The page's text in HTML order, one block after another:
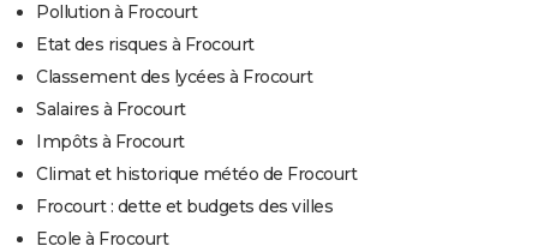
Pollution à Frocourt
Etat des risques à Frocourt
Classement des lycées à Frocourt
Salaires à Frocourt
Impôts à Frocourt
Climat et historique météo de Frocourt
Frocourt : dette et budgets des villes
Ecole à Frocourt